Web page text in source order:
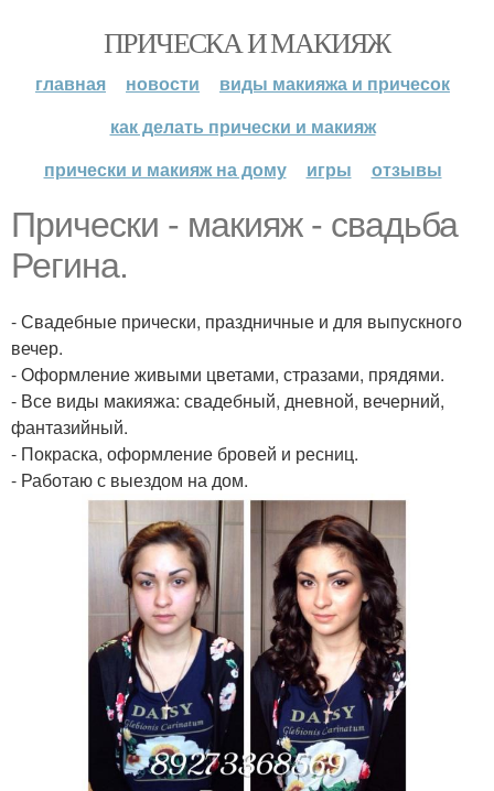
ПРИЧЕСКА И МАКИЯЖ
главная новости
виды макияжа и причесок
как делать прически и макияж
прически и макияж на дому
игры отзывы
Прически - макияж - свадьба
Регина.
- Свадебные прически, праздничные и для выпускного
вечер.
- Оформление живыми цветами, стразами, прядями.
- Все виды макияжа: свадебный, дневной, вечерний,
фантазийный.
- Покраска, оформление бровей и ресниц.
- Работаю с выездом на дом.